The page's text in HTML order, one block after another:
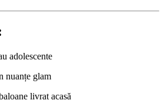
adolescente
nuanțe glam
livrat acasă